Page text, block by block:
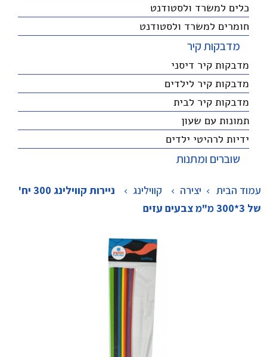
כלים למשרד ולסטודנט
חומרים למשרד ולסטודנט
מדבקות קיר
מדבקות קיר דיסני
מדבקות קיר לילדים
מדבקות קיר לבית
תמונות עם שעון
ידיות לרהיטי ילדים
שוברים ומתנות
עמוד הבית יצירה > קווילינג >
ניירות קווילינג 300 יח'
של 3*300 מ"מ צבעים עזים